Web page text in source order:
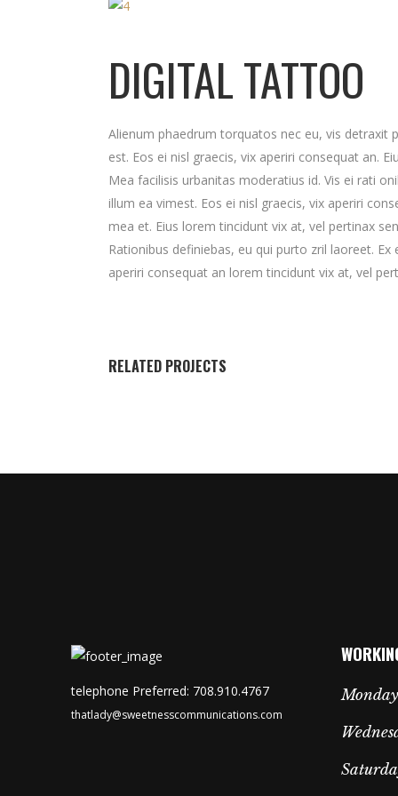
DIGITAL TATTOO
Alienum phaedrum torquatos nec eu, vis detraxit
est. Eos ei nisl graecis, vix aperiri consequat an.
Mea facilisis urbanitas moderatius id. Vis ei rati
illum ea vimest. Eos ei nisl graecis, vix aperiri
mea et. Eius lorem tincidunt vix at, vel pertinax
Rationibus definiebas, eu qui purto zril laoreet.
aperiri consequat an lorem tincidunt vix at, vel
RELATED PROJECTS
telephone Preferred: 708.910.4767
thatlady@sweetnesscommunications.com